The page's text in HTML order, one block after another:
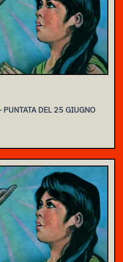
PUNTATA DEL 25 GIUGNO